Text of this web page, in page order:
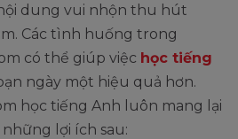
dung vui nhộn thu hút
Các tình huống trong
có thể giúp việc học tiếng
ngày một hiệu quả hơn.
học tiếng Anh luôn mang lại
lợi ích sau: